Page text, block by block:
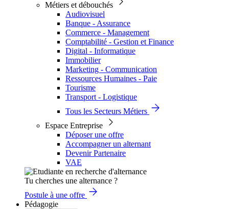
Métiers et débouchés
Audiovisuel
Banque - Assurance
Commerce - Management
Comptabilité - Gestion et Finance
Digital - Informatique
Immobilier
Marketing - Communication
Ressources Humaines - Paie
Tourisme
Transport - Logistique
Tous les Secteurs Métiers
Espace Entreprise
Déposer une offre
Accompagner un alternant
Devenir Partenaire
VAE
Tu cherches une alternance ?
Postule à une offre
Pédagogie